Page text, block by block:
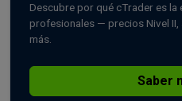
Descubre por qué cTrader es
profesionales — precios Nivel
más.
Saber